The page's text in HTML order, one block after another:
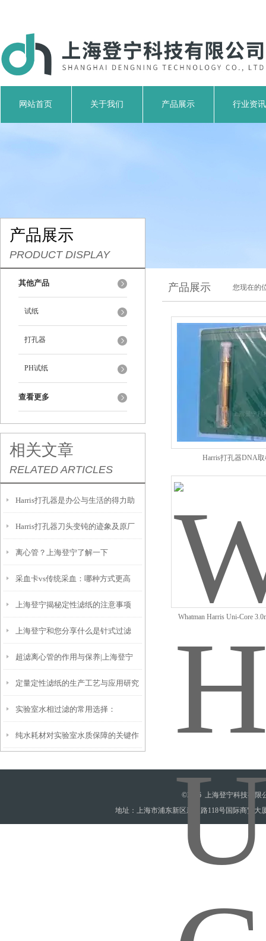
网站首页 关于我们 产品展示 行业资讯
产品展示
PRODUCT DISPLAY
其他产品
试纸
打孔器
PH试纸
查看更多
相关文章
RELATED ARTICLES
Harris打孔器是办公与生活的得力助
手
Harris打孔器刀头变钝的迹象及原厂
刀片更换步骤
离心管？上海登宁了解一下
采血卡vs传统采血：哪种方式更高
效？
上海登宁揭秘定性滤纸的注意事项
上海登宁和您分享什么是针式过滤
器？
超滤离心管的作用与保养|上海登宁
定量定性滤纸的生产工艺与应用研究
实验室水相过滤的常用选择：
Whatman 混合纤维素酯膜的性能与应
纯水耗材对实验室水质保障的关键作
产品展示 您现在的
Harris打孔器DNA
Whatman Harris Uni-Core
©2026 上海登宁科技有限
地址：上海市浦东新区新灵路118号国际商贸大